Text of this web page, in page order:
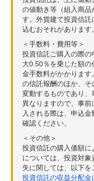
の値動き等（組入商
す。外貨建て投資信
込むおそれがありま
＜手数料・費用等＞
投資信託ご購入の際
大0.50％を乗じた額
金手数料がかかりま
の信託報酬のほか、
変動するものであり
異なりますので、事
入される際は、申込
確認ください。
＜その他＞
投資信託の購入価額
については、投資対
失に関しては、以下を
投資信託の収益分配金